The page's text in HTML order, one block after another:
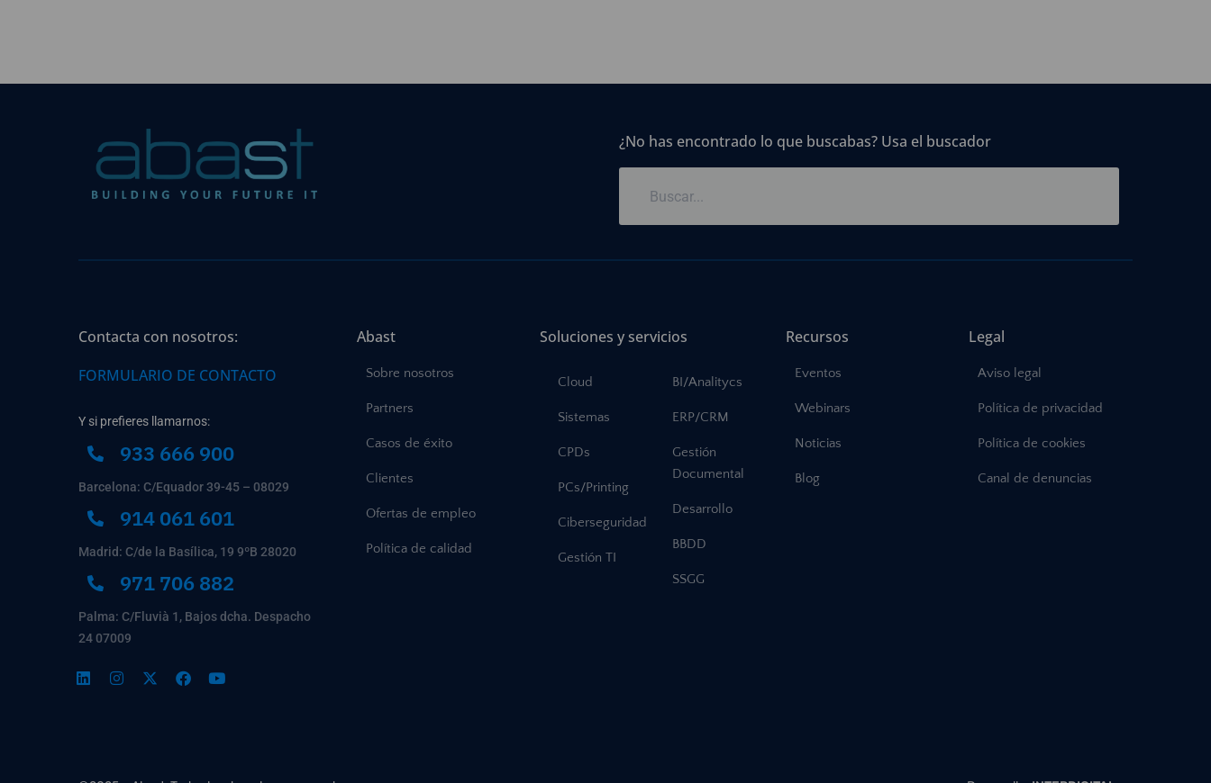
¿No has encontrado lo que buscabas? Usa el buscador
Contacta con nosotros:
FORMULARIO DE CONTACTO
Y si prefieres llamarnos:
933 666 900
Barcelona: C/Equador 39-45 – 08029
914 061 601
Madrid: C/de la Basílica, 19 9ºB 28020
971 706 882
Palma: C/Fluvià 1, Bajos dcha. Despacho
24 07009
Abast
Sobre nosotros
Partners
Casos de éxito
Clientes
Ofertas de empleo
Política de calidad
Soluciones y servicios
Cloud
Sistemas
CPDs
PCs/Printing
Ciberseguridad
Gestión TI
BI/Analitycs
ERP/CRM
Gestión
Documental
Desarrollo
BBDD
SSGG
Recursos
Eventos
Webinars
Noticias
Blog
Legal
Aviso legal
Política de privacidad
Política de cookies
Canal de denuncias